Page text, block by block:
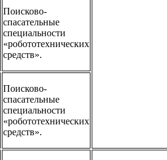
Поисково-
спасательные
специальности
«робототехнических
средств».
Поисково-
спасательные
специальности
«робототехнических
средств».